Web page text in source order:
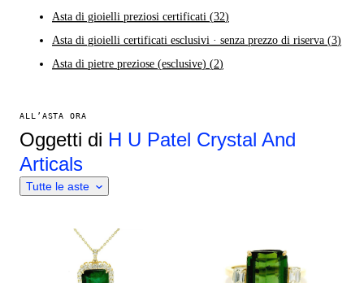
Asta di gioielli preziosi certificati (32)
Asta di gioielli certificati esclusivi · senza prezzo di riserva (3)
Asta di pietre preziose (esclusive) (2)
ALL’ASTA ORA
Oggetti di H U Patel Crystal And
Articals
Tutte le aste